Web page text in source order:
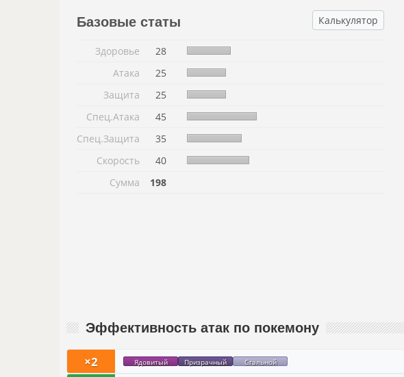
Базовые статы Калькулятор
Здоровье
28
Атака
25
Защита
25
Спец.Атака
45
Спец.Защита
35
Скорость
40
Сумма
198
Эффективность атак по покемону
×2 Ядовитый Призрачный Стальной